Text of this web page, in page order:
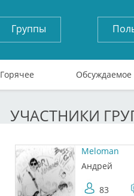
Группы
Горячее Обсуждаемое
УЧАСТНИКИ
Meloman
Андрей
83